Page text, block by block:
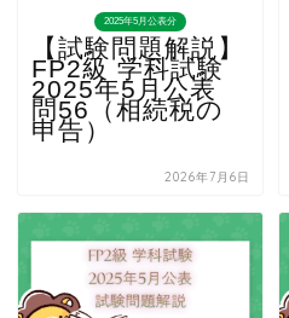
2025年5月公表分
【試験問題解説】
FP2級 学科試験
2025年5月公表
問56（相続税の
申告）
2026年7月6日